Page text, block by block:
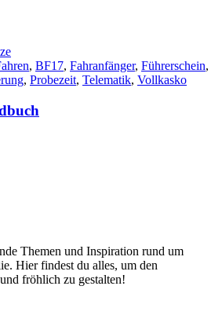
, BF17, Fahranfänger, Führerschein,
, Probezeit, Telematik, Vollkasko
Themen und Inspiration rund um
Hier findest du alles, um den
fröhlich zu gestalten!